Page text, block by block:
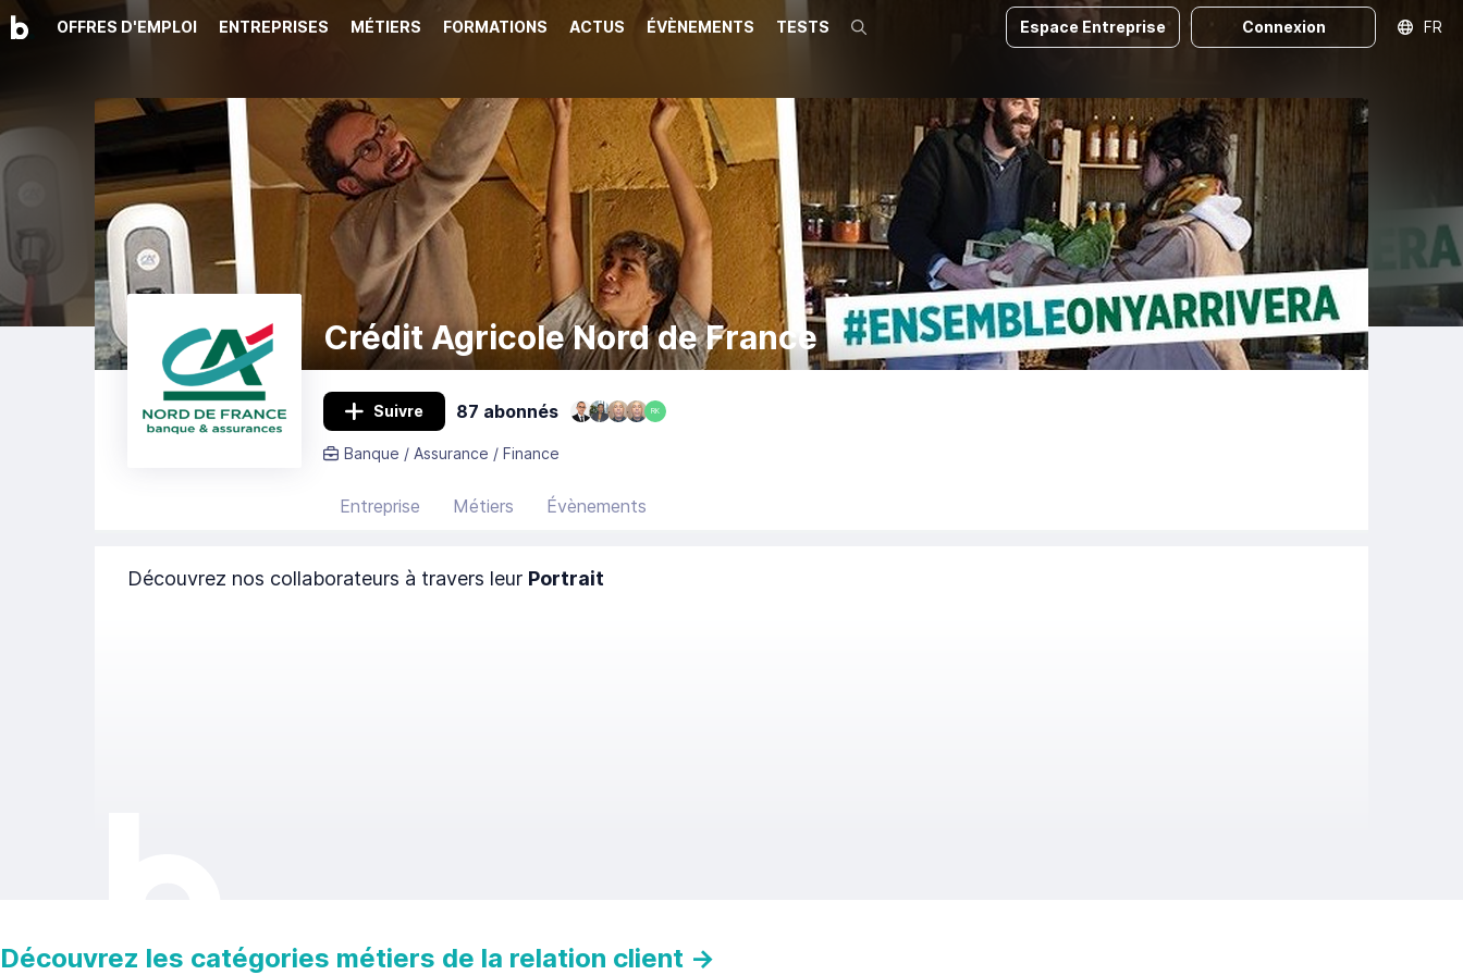
OFFRES D'EMPLOI ENTREPRISES MÉTIERS FORMATIONS ACTUS ÉVÈNEMENTS TESTS Recherche Espace Entreprise Connexion FR
Crédit Agricole Nord de France
Suivre 87 abonnés RK
Banque / Assurance / Finance
Entreprise Métiers Évènements
Découvrez nos collaborateurs à travers leur Portrait
Découvrez les catégories métiers de la relation client →